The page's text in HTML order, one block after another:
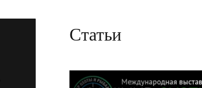
Статьи